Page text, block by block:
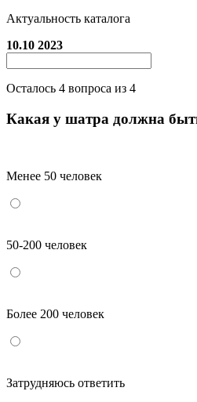
Актуальность каталога
10.10 2023
Осталось 4 вопроса из 4
Какая у шатра должна
Менее 50 человек
50-200 человек
Более 200 человек
Затрудняюсь ответить